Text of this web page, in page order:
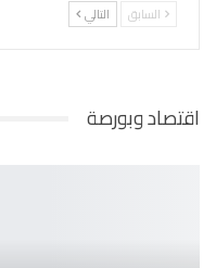
السابق التالي
اقتصاد وبورصة